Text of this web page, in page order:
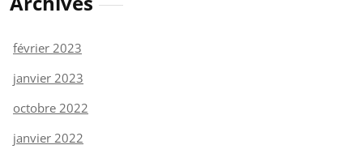
février 2023
janvier 2023
octobre 2022
janvier 2022